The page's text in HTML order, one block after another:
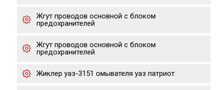
Жгут проводов основной с блоком
предохранителей
Жгут проводов основной с блоком
предохранителей
Жиклер уаз-3151 омывателя уаз патриот